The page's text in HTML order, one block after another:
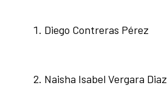
Diego Contreras Pérez
Naisha Isabel Vergara Diaz